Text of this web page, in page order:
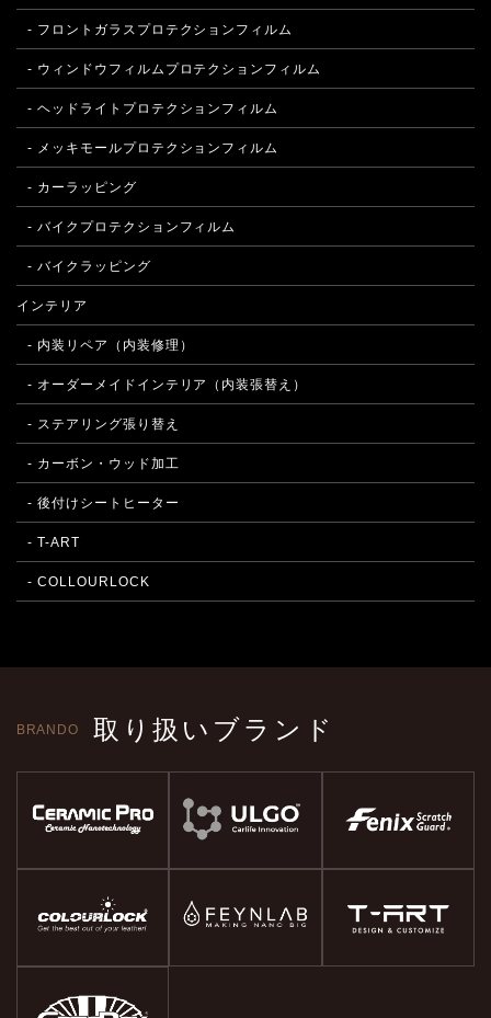
- フロントガラスプロテクションフィルム
- ウィンドウフィルムプロテクションフィルム
- ヘッドライトプロテクションフィルム
- メッキモールプロテクションフィルム
- カーラッピング
- バイクプロテクションフィルム
- バイクラッピング
インテリア
- 内装リペア（内装修理）
- オーダーメイドインテリア（内装張替え）
- ステアリング張り替え
- カーボン・ウッド加工
- 後付けシートヒーター
- T-ART
- COLLOURLOCK
BRANDO 取り扱いブランド